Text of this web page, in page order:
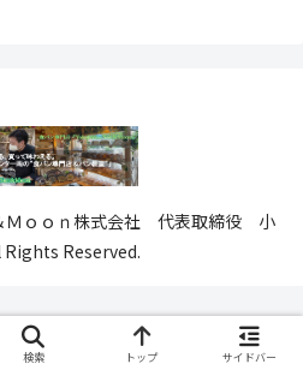
Ｍｏｏｎ株式会社 代表取締役 小
Reserved.
検索 トップ サイドバー